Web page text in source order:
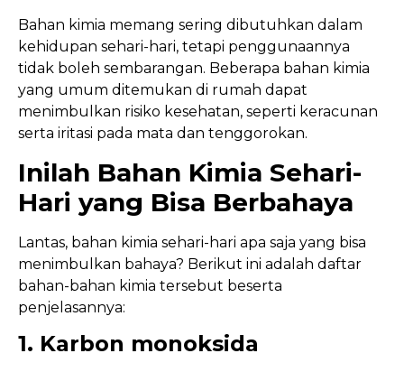
Bahan kimia memang sering dibutuhkan dalam
kehidupan sehari-hari, tetapi penggunaannya
tidak boleh sembarangan. Beberapa bahan kimia
yang umum ditemukan di rumah dapat
menimbulkan risiko kesehatan, seperti keracunan
serta iritasi pada mata dan tenggorokan.
Inilah Bahan Kimia Sehari-
Hari yang Bisa Berbahaya
Lantas, bahan kimia sehari-hari apa saja yang bisa
menimbulkan bahaya? Berikut ini adalah daftar
bahan-bahan kimia tersebut beserta
penjelasannya:
1. Karbon monoksida